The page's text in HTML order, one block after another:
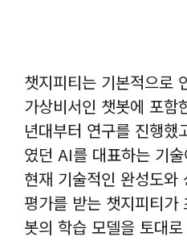
챗지피티는 기본적으로
가상비서인 챗봇에 포
년대부터 연구를 진행
였던 AI를 대표하는 기
현재 기술적인 완성도와
평가를 받는 챗지피티가
봇의 학습 모델을 토대